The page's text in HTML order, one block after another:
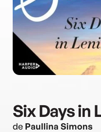
Six Days in
de Paullina Simons